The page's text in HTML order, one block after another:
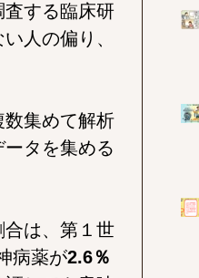
する臨床研
人の偏り、
集めて解析
タを集める
は、第１世
病薬が2.6％